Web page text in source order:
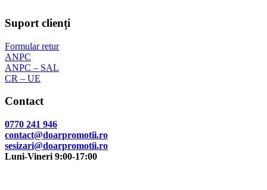
Suport clienți
Formular retur
ANPC
ANPC – SAL
CR – UE
Contact
0770 241 946
contact@doarpromotii.ro
sesizari@doarpromotii.ro
Luni-Vineri 9:00-17:00